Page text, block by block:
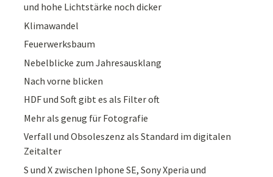
und hohe Lichtstärke noch dicker
Klimawandel
Feuerwerksbaum
Nebelblicke zum Jahresausklang
Nach vorne blicken
HDF und Soft gibt es als Filter oft
Mehr als genug für Fotografie
Verfall und Obsoleszenz als Standard im digitalen
Zeitalter
S und X zwischen Iphone SE, Sony Xperia und